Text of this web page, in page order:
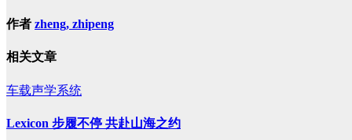
作者 zheng, zhipeng
相关文章
车载声学系统
Lexicon 步履不停 共赴山海之约